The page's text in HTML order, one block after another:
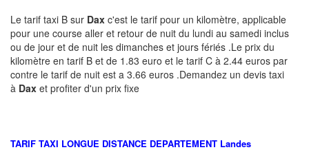
Le tarif taxi B sur Dax c'est le tarif pour un kilomètre, applicable
pour une course aller et retour de nuit du lundi au samedi inclus
ou de jour et de nuit les dimanches et jours fériés .Le prix du
kilomètre en tarif B et de 1.83 euro et le tarif C à 2.44 euros par
contre le tarif de nuit est a 3.66 euros .Demandez un devis taxi
à Dax et profiter d'un prix fixe
TARIF TAXI LONGUE DISTANCE DEPARTEMENT Landes